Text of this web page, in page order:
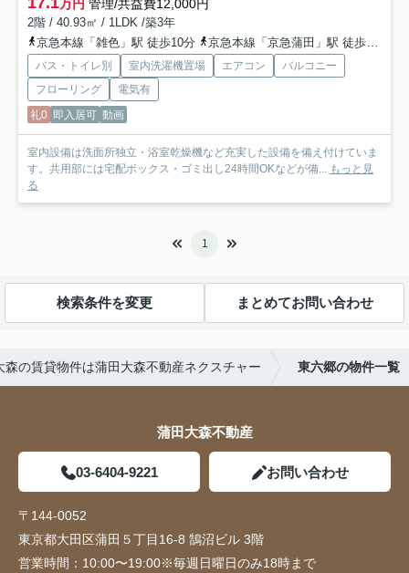
万円 管理/共益費12,000円
2階 / 40.93㎡ / 1LDK /築3年
京急本線「雑色」駅 徒歩10分
京急本線「京急蒲田」駅 徒歩13分
バス・トイレ別 室内洗濯機置場 エアコン
バルコニー
フローリング
電気有
礼0 即入居可 動画
室内設備は洗面所独立・浴室乾燥機など充実した設備を備え付けていま
す。共用部には宅配ボックス・ゴミ出し24時間OKなどが備...
もっと見
る
1
検索条件を変更 まとめてお問い合わせ
森の賃貸物件は蒲田大森不動産ネクスチャー 東六郷の物件一覧
蒲田大森不動産
03-6404-9221 お問い合わせ
〒144-0052
東京都大田区蒲田５丁目16-8 鵠沼ビル 3階
営業時間： 10:00〜19:00※毎週日曜日のみ18時まで